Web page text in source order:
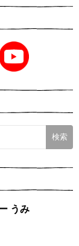
ノラネコぐんだん タンブラー うみ